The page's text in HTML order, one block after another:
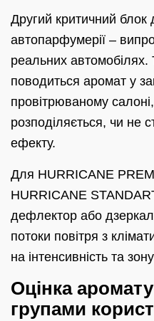
Другий критичний блок
автопарфумерії –
реальних автомобілях.
поводиться аромат у
провітрюваному салоні,
розподіляється, чи не
ефекту.
Для HURRICANE
HURRICANE
дефлектор або
потоки повітря з
на інтенсивність та
Оцінка
групами